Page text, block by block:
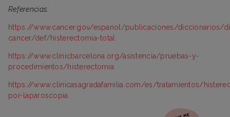
Referencias:
https://www.cancer.gov/espanol/publicaciones/diccionarios/
cancer/def/histerectomia-total
https://www.clinicbarcelona.org/asistencia/pruebas-y-
procedimientos/histerectomia
https://www.clinicasagradafamilia.com/es/tratamientos/
por-laparoscopia